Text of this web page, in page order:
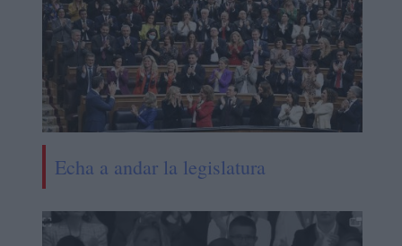
Echa a andar la legislatura